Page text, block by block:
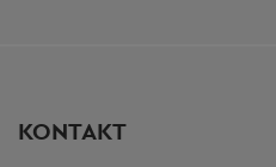
KONTAKT